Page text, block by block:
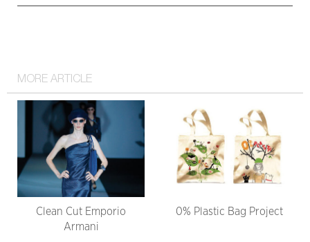
MORE ARTICLE
Clean Cut Emporio
Armani
0% Plastic Bag Project